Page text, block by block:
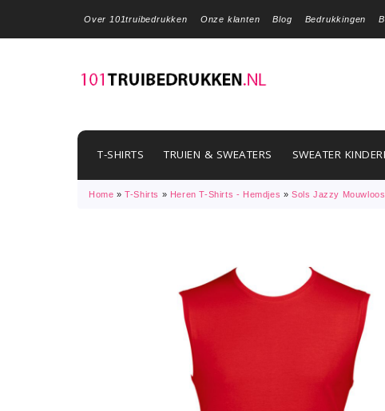
Over 101truibedrukken Onze klanten Blog Bedrukkingen
T-SHIRTS TRUIEN & SWEATERS SWEATER
Home »T-Shirts » Heren T-Shirts - Hemdjes »Sols Jazzy